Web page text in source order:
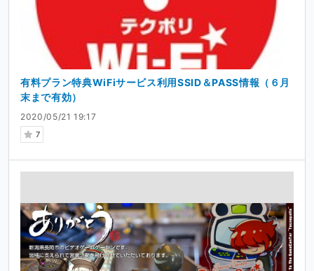
2020/05/21 19:17
7
有料プラン特典WiFiサービス利用SSID＆PASS情報（６月
末まで有効）